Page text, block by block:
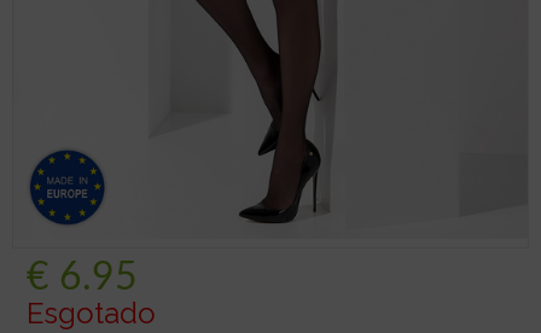
€ 6.95
Esgotado